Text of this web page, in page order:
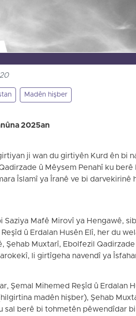
Madên hişber
2025an
ji wan du girtiyên Kurd ên bi
û Mêysem Penahî ku
Îslamî ya Îranê ve bi
Saziya Mafê Mirovî ya Hengawê,
û Erdalan Husên Elî, her du
Şehab Muxtarî, Ebolfezil
li girtîgeha navendî ya
Şemal Mihemed Reşîd û Erdalan
madên hişber), Şehab
sal berê bi tohmetên pêwendîdar